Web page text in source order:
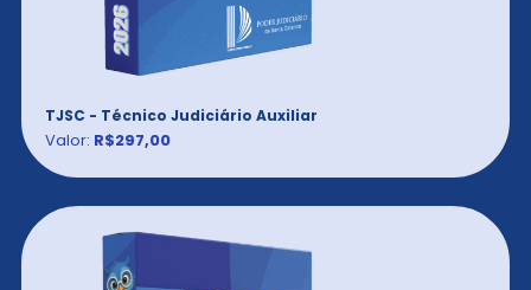
TJSC - Técnico Judiciário Auxiliar
Valor: R$297,00